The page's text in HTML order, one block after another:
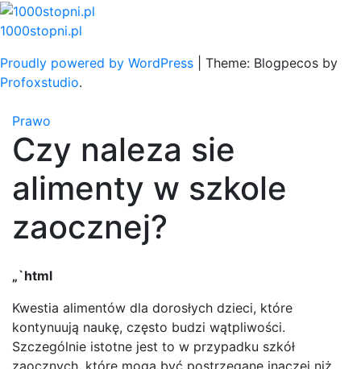
Skip
to
1000stopni.pl
Proudly powered by WordPress
Theme: Blogpecos by
Profoxstudio.
Prawo
Czy naleza sie
alimenty w szkole
zaocznej?
„`html
Kwestia alimentów dla dorosłych dzieci, które
kontynuują naukę, często budzi wątpliwości.
Szczególnie istotne jest to w przypadku szkół
zaocznych, które mogą być postrzegane inaczej niż